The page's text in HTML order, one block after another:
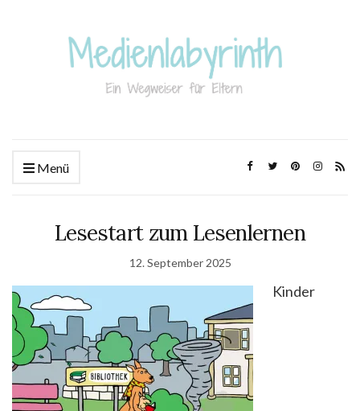
Menü
Lesestart zum Lesenlernen
12. September 2025
Kinder